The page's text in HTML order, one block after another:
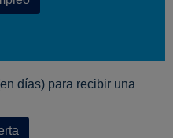
días) para recibir una